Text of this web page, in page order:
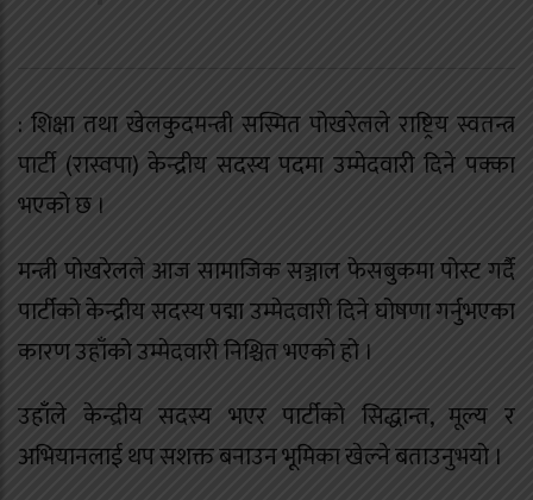
: शिक्षा तथा खेलकुदमन्त्री सस्मित पोखरेलले राष्ट्रिय स्वतन्त्र
पार्टी (रास्वपा) केन्द्रीय सदस्य पदमा उम्मेदवारी दिने पक्का
भएको छ ।
मन्त्री पोखरेलले आज सामाजिक सञ्जाल फेसबुकमा पोस्ट गर्दै
पार्टीको केन्द्रीय सदस्य पद्मा उम्मेदवारी दिने घोषणा गर्नुभएका
कारण उहाँको उम्मेदवारी निश्चित भएको हो ।
उहाँले केन्द्रीय सदस्य भएर पार्टीको सिद्धान्त, मूल्य र
अभियानलाई थप सशक्त बनाउन भूमिका खेल्ने बताउनुभयो ।